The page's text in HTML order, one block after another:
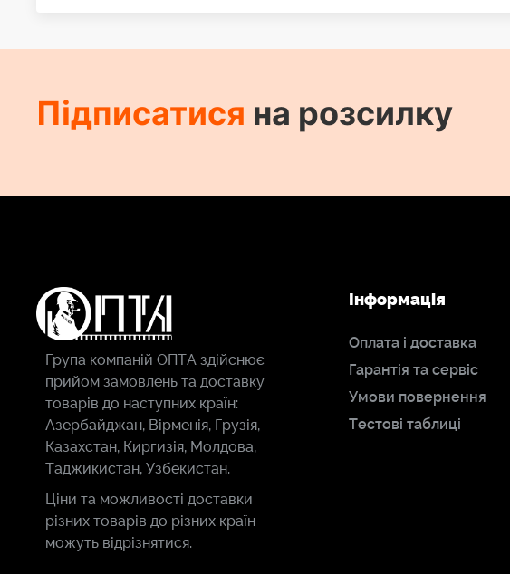
Підписатися на розсилку
Група компаній ОПТА здійснює
прийом замовлень та доставку
товарів до наступних країн:
Азербайджан, Вірменія, Грузія,
Казахстан, Киргизія, Молдова,
Таджикистан, Узбекистан.
Ціни та можливості доставки
різних товарів до різних країн
можуть відрізнятися.
Інформація
Оплата і доставка
Гарантія та сервіс
Умови повернення
Тестові таблиці